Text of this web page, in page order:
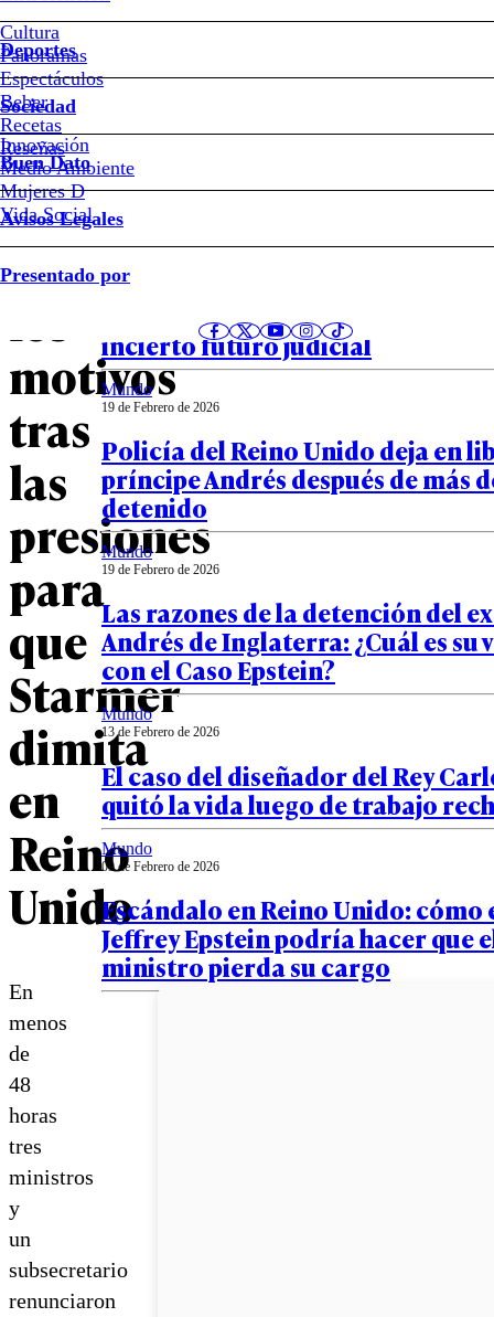
Cultura
Panoramas
Espectáculos
Beber
Recetas
Reseñas
Deportes
Sociedad
Innovación
Medio Ambiente
Mujeres D
Vida Social
Buen Dato
Avisos Legales
Presentado por
son
los
favoritos
para
sucederlo:
motivos
tras
las
presiones
para
que
Starmer
dimita
en
Reino
Unido
En
menos
de
48
horas
tres
ministros
y
un
subsecretario
renunciaron
Notas relacionadas
23 de Febrero de 2026
Qué va a pasar con el ex Príncipe
incierto futuro judicial
Mundo
19 de Febrero de 2026
Policía del Reino Unido deja en
príncipe Andrés después de más
detenido
Mundo
19 de Febrero de 2026
Las razones de la detención del
Andrés de Inglaterra: ¿Cuál es su
con el Caso Epstein?
Mundo
13 de Febrero de 2026
El caso del diseñador del Rey
quitó la vida luego de trabajo
Mundo
09 de Febrero de 2026
Escándalo en Reino Unido: cómo
Jeffrey Epstein podría hacer que
ministro pierda su cargo